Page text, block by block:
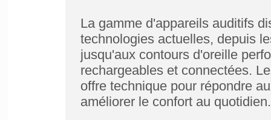
La gamme d'appareils auditifs
technologies actuelles, depuis
jusqu'aux contours d'oreille
rechargeables et connectées.
offre technique pour répondre
améliorer le confort au quotidien.